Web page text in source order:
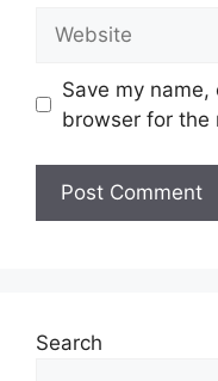
Save my
browser for the
Search